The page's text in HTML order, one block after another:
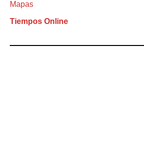
Mapas
Tiempos Online